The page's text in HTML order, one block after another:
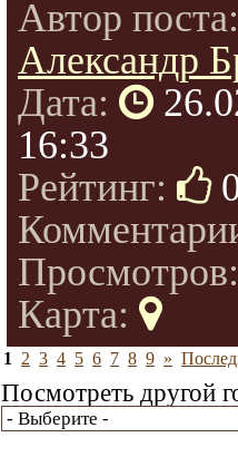
Автор
Александр
Дата:
16:33
Рейтинг:
Карта:
1 2 3 4 5 6 7 8 9 »
Посмотреть другой